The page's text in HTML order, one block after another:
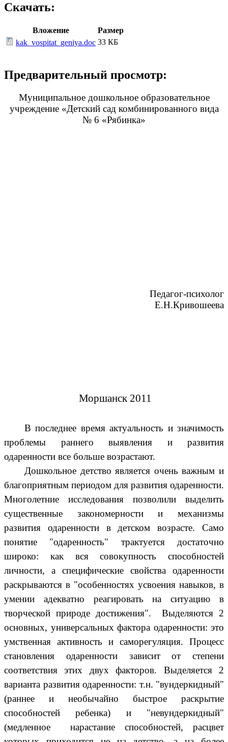
Скачать:
Вложение
Размер
kak_vospitat_geniya.doc 33 КБ
Предварительный просмотр:
Муниципальное дошкольное образовательное
учреждение «Детский сад комбинированного вида
№ 6 «Рябинка»
Педагог-психолог
Е.Н.Кривошеева
Моршанск 2011
В последнее время актуальность и значимость
проблемы раннего выявления и развития
одаренности все больше возрастают.
Дошкольное детство является очень важным и
благоприятным периодом для развития одаренности.
Многолетние исследования позволили выделить
существенные закономерности и механизмы
развития одаренности в детском возрасте. Само
понятие "одаренность" трактуется достаточно
широко: как вся совокупность способностей
личности, а специфические свойства одаренности
раскрываются в "особенностях усвоения навыков, в
умении адекватно реагировать на ситуацию в
творческой природе достижения". Выделяются 2
основных, универсальных фактора одаренности: это
умственная активность и саморегуляция. Процесс
становления одаренности зависит от степени
соответствия этих двух факторов. Выделяется 2
варианта развития одаренности: т.н. "вундеркидный"
(раннее и необычайно быстрое раскрытие
способностей ребенка) и "невундеркидный"
(медленное нарастание способностей, расцвет